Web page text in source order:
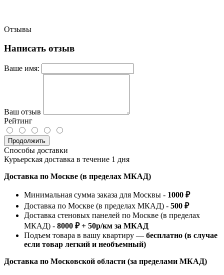
Отзывы
Написать отзыв
Ваше имя:
Ваш отзыв
Рейтинг
Продолжить
Способы доставки
Курьерская доставка в течение 1 дня
Доставка по Москве (в пределах МКАД)
Минимальная сумма заказа для Москвы - 1000 ₽
Доставка по Москве (в пределах МКАД) - 500 ₽
Доставка стеновых панелей по Москве (в пределах
МКАД) - 8000 ₽ + 50р/км за МКАД
Подъем товара в вашу квартиру — бесплатно (в случае
если товар легкий и необъемный)
Доставка по Московской области (за пределами МКАД)